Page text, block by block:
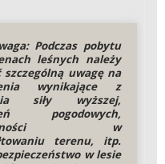
Podczas pobytu
leśnych należy
szczególną uwagę na
wynikające z
siły wyższej,
pogodowych,
w
terenu, itp.
w lesie